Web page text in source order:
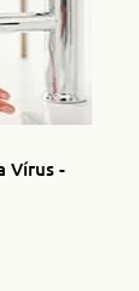
Vírus -